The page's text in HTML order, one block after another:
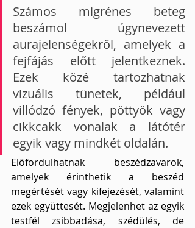
Számos migrénes beteg
beszámol úgynevezett
aurajelenségekről, amelyek a
fejfájás előtt jelentkeznek.
Ezek közé tartozhatnak
vizuális tünetek, például
villódzó fények, pöttyök vagy
cikkcakk vonalak a látótér
egyik vagy mindkét oldalán.
Előfordulhatnak beszédzavarok,
amelyek érinthetik a beszéd
megértését vagy kifejezését, valamint
ezek együttesét. Megjelenhet az egyik
testfél zsibbadása, szédülés, de